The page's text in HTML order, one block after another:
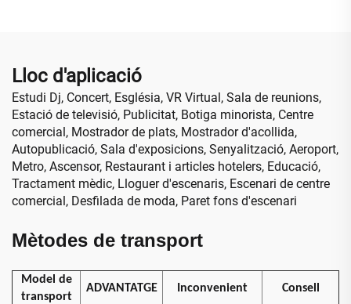
Lloc d'aplicació
Estudi Dj, Concert, Església, VR Virtual, Sala de reunions,
Estació de televisió, Publicitat, Botiga minorista, Centre
comercial, Mostrador de plats, Mostrador d'acollida,
Autopublicació, Sala d'exposicions, Senyalització, Aeroport,
Metro, Ascensor, Restaurant i articles hotelers, Educació,
Tractament mèdic, Lloguer d'escenaris, Escenari de centre
comercial, Desfilada de moda, Paret fons d'escenari
Mètodes de transport
Model de
transport
ADVANTATGE Inconvenient Consell